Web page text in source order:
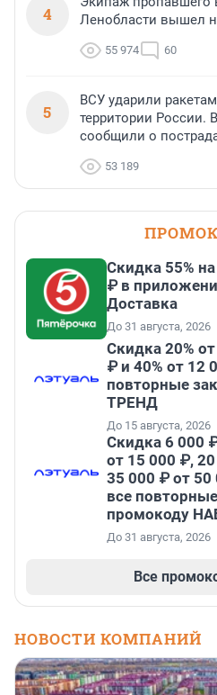
4
Ленобласти вышел
55 974 60
5
ВСУ ударили
территории России.
сообщили о
53 189
Скидка 55%
₽ в
Доставка
До 31 августа, 2026
Скидка 20%
₽ и 40% от 12
повторные
ТРЕНД
До 15 августа, 2026
Скидка 6 000
от 15 000 ₽,
35 000 ₽ от
все
промокоду
До 31 августа, 2026
Все
НОВОСТИ КОМПАНИЙ